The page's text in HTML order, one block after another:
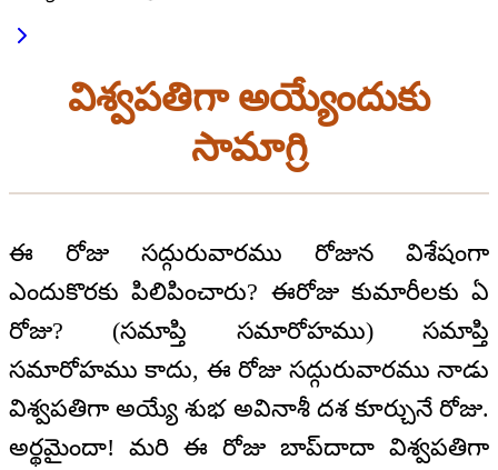
విశ్వపతిగా అయ్యేందుకు
సామాగ్రి
ఈ రోజు సద్గురువారము రోజున విశేషంగా
ఎందుకొరకు పిలిపించారు? ఈరోజు కుమారీలకు ఏ
రోజు? (సమాప్తి సమారోహము) సమాప్తి
సమారోహము కాదు, ఈ రోజు సద్గురువారము నాడు
విశ్వపతిగా అయ్యే శుభ అవినాశీ దశ కూర్చునే రోజు.
అర్థమైందా! మరి ఈ రోజు బాప్‌దాదా విశ్వపతిగా